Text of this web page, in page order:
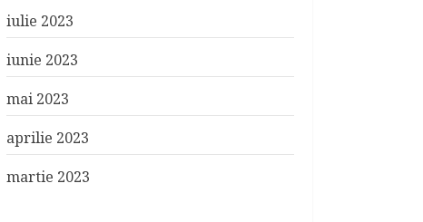
iulie 2023
iunie 2023
mai 2023
aprilie 2023
martie 2023